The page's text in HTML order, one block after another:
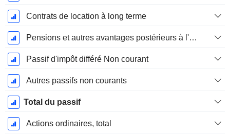
Contrats de location à long terme
Pensions et autres avantages postérieurs à l'emploi
Passif d'impôt différé Non courant
Autres passifs non courants
Total du passif
Actions ordinaires, total